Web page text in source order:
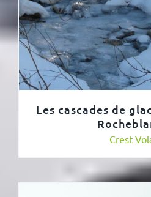
Les cascades de
Crest